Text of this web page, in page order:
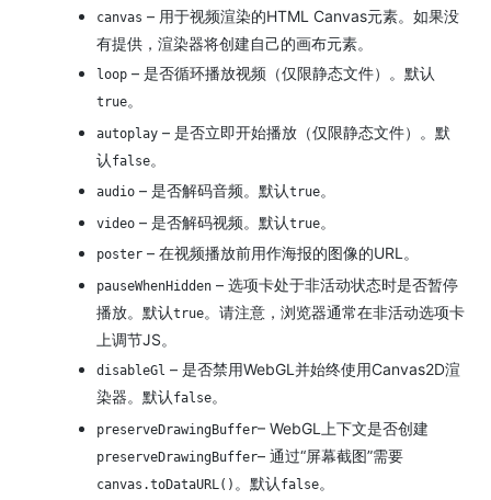
canvas – 用于视频渲染的HTML Canvas元素。 如果没
有提供，渲染器将创建自己的画布元素。
loop – 是否循环播放视频（仅限静态文件）。 默认
true。
autoplay – 是否立即开始播放（仅限静态文件）。 默
认 false。
audio – 是否解码音频。 默认true。
video – 是否解码视频。 默认true。
poster – 在视频播放前用作海报的图像的URL。
pauseWhenHidden – 选项卡处于非活动状态时是否暂停
播放。 默认true。 请注意，浏览器通常在非活动选项卡
上调节JS。
disableGl – 是否禁用WebGL并始终使用Canvas2D渲
染器。 默认 false。
preserveDrawingBuffer– WebGL上下文是否创建
preserveDrawingBuffer– 通过“屏幕截图”需要
canvas.toDataURL() 。 默认 false。